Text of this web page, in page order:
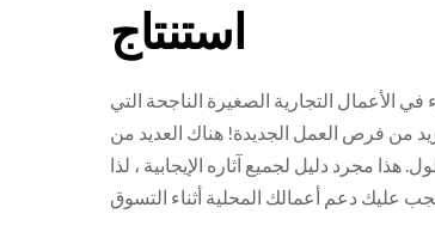
استنتاج
الأعمال التجارية الصغيرة الناجحة التي
من فرص العمل الجديدة! هناك العديد من
مجرد دليل لجميع آثاره الإيجابية ، لذا